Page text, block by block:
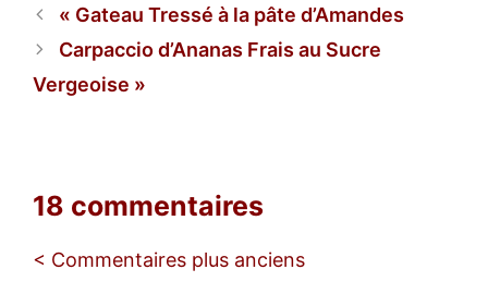
Gateau Tressé à la pâte d’Amandes
Carpaccio d’Ananas Frais au Sucre
Vergeoise
18 commentaires
Navigation
< Commentaires plus anciens